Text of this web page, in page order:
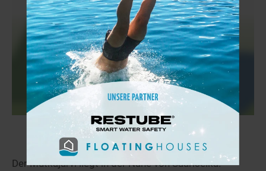
Mutkajärvi 12,2 km
Der Mutkajärvi liegt in der Nähe von Saariselkä.